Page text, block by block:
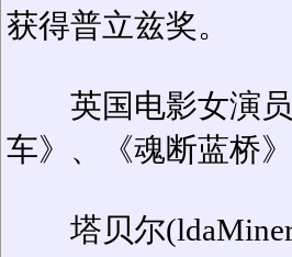
获得普立兹奖。
英国电影女演员
车》、《魂断蓝桥
塔贝尔